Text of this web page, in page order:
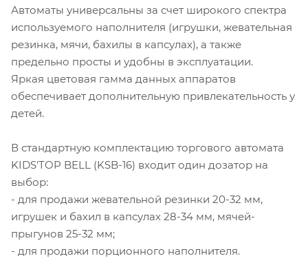
Автоматы универсальны за счет широкого спектра
используемого наполнителя (игрушки, жевательная
резинка, мячи, бахилы в капсулах), а также
предельно просты и удобны в эксплуатации.
Яркая цветовая гамма данных аппаратов
обеспечивает дополнительную привлекательность у
детей.
В стандартную комплектацию торгового автомата
KIDS'TOP BELL (KSB-16) входит один дозатор на
выбор:
- для продажи жевательной резинки 20-32 мм,
игрушек и бахил в капсулах 28-34 мм, мячей-
прыгунов 25-32 мм;
- для продажи порционного наполнителя.